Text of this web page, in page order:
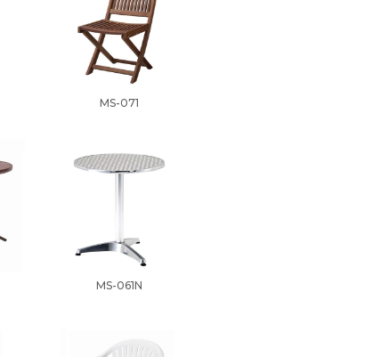
MS-071
MS-061N